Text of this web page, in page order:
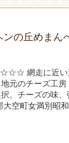
の丘めまん
網走に近い
元のチーズ工
。チーズの味
大空町女満別昭